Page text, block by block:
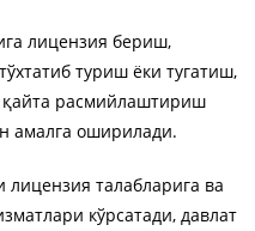
лицензия бериш,
туриш ёки тугатиш,
расмийлаштириш
амалга оширилади.
талабларига ва
кўрсатади, давлат